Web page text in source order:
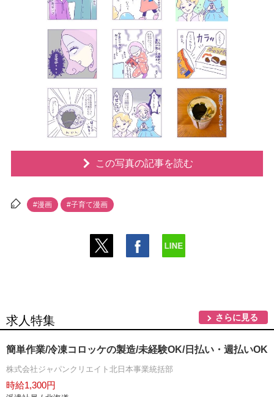
この写真の記事を読む
#漫画 #子育て漫画
求人特集 さらに見る
簡単作業/冷凍コロッケの製造/未経験OK/日払い・週払いOK
株式会社ジャパンクリエイト北日本事業統括部
時給1,300円